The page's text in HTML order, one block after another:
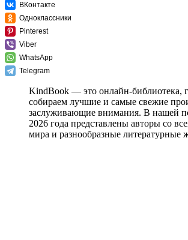
ВКонтакте
Одноклассники
Pinterest
Viber
WhatsApp
Telegram
KindBook — это онлайн-библиотека,
собираем лучшие и самые свежие
заслуживающие внимания. В нашей
2026 года представлены авторы со
мира и разнообразные литературные